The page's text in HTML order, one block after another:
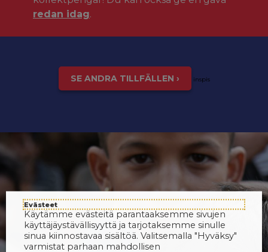
redan idag.
SE ANDRA TILLFÄLLEN › inspis
Evästeet
Käytämme evästeitä parantaaksemme sivujen
käyttäjäystävällisyyttä ja tarjotaksemme sinulle
sinua kiinnostavaa sisältöä. Valitsemalla "Hyväksy"
varmistat parhaan mahdollisen